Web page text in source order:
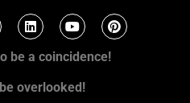
be a coincidence!
overlooked!